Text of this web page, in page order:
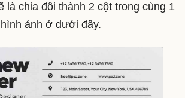
là chia đôi thành 2 cột trong cùng 1
ảnh ở dưới đây.